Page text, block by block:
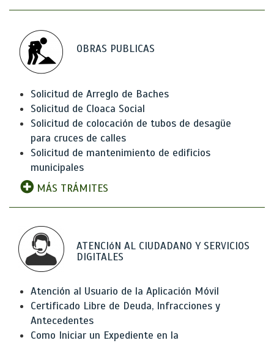
OBRAS PUBLICAS
Solicitud de Arreglo de Baches
Solicitud de Cloaca Social
Solicitud de colocación de tubos de desagüe
para cruces de calles
Solicitud de mantenimiento de edificios
municipales
MÁS TRÁMITES
ATENCIóN AL CIUDADANO Y SERVICIOS
DIGITALES
Atención al Usuario de la Aplicación Móvil
Certificado Libre de Deuda, Infracciones y
Antecedentes
Como Iniciar un Expediente en la